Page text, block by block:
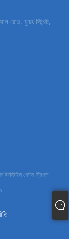
রোড, ফুচং স্ট্রিট,
গেটস, ট্রিপড